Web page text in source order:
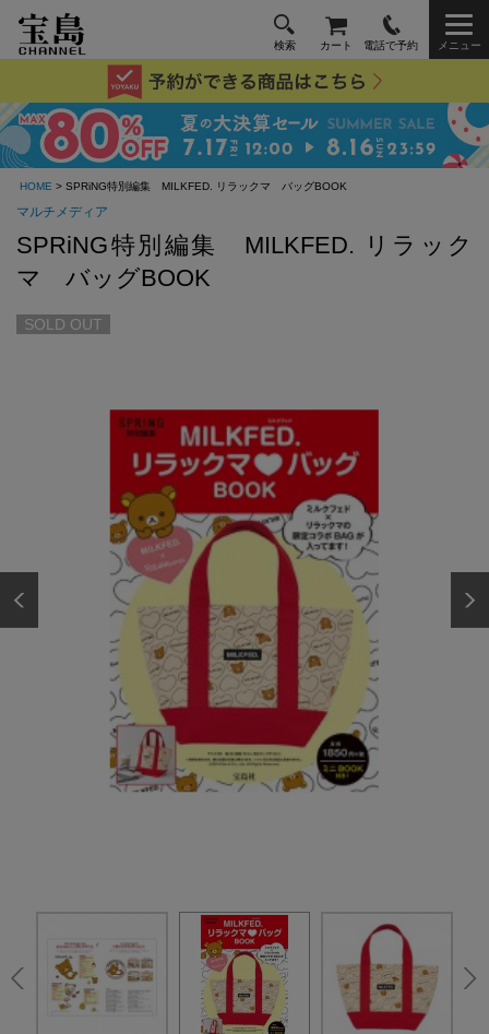
検索 カート 電話で予約 メニュー
HOME > SPRiNG特別編集 MILKFED. リラックマ バッグBOOK
マルチメディア
SPRiNG特別編集 MILKFED. リラック
マ バッグBOOK
SOLD OUT